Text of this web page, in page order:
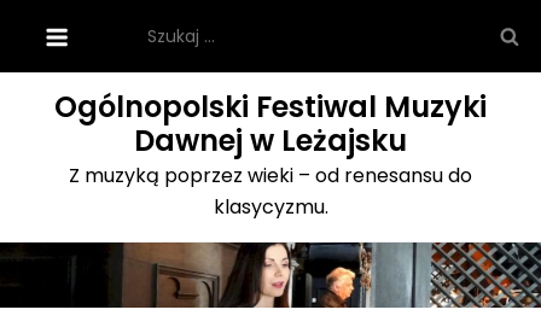
content
Ogólnopolski Festiwal Muzyki
Dawnej w Leżajsku
Z muzyką poprzez wieki – od renesansu do
klasycyzmu.